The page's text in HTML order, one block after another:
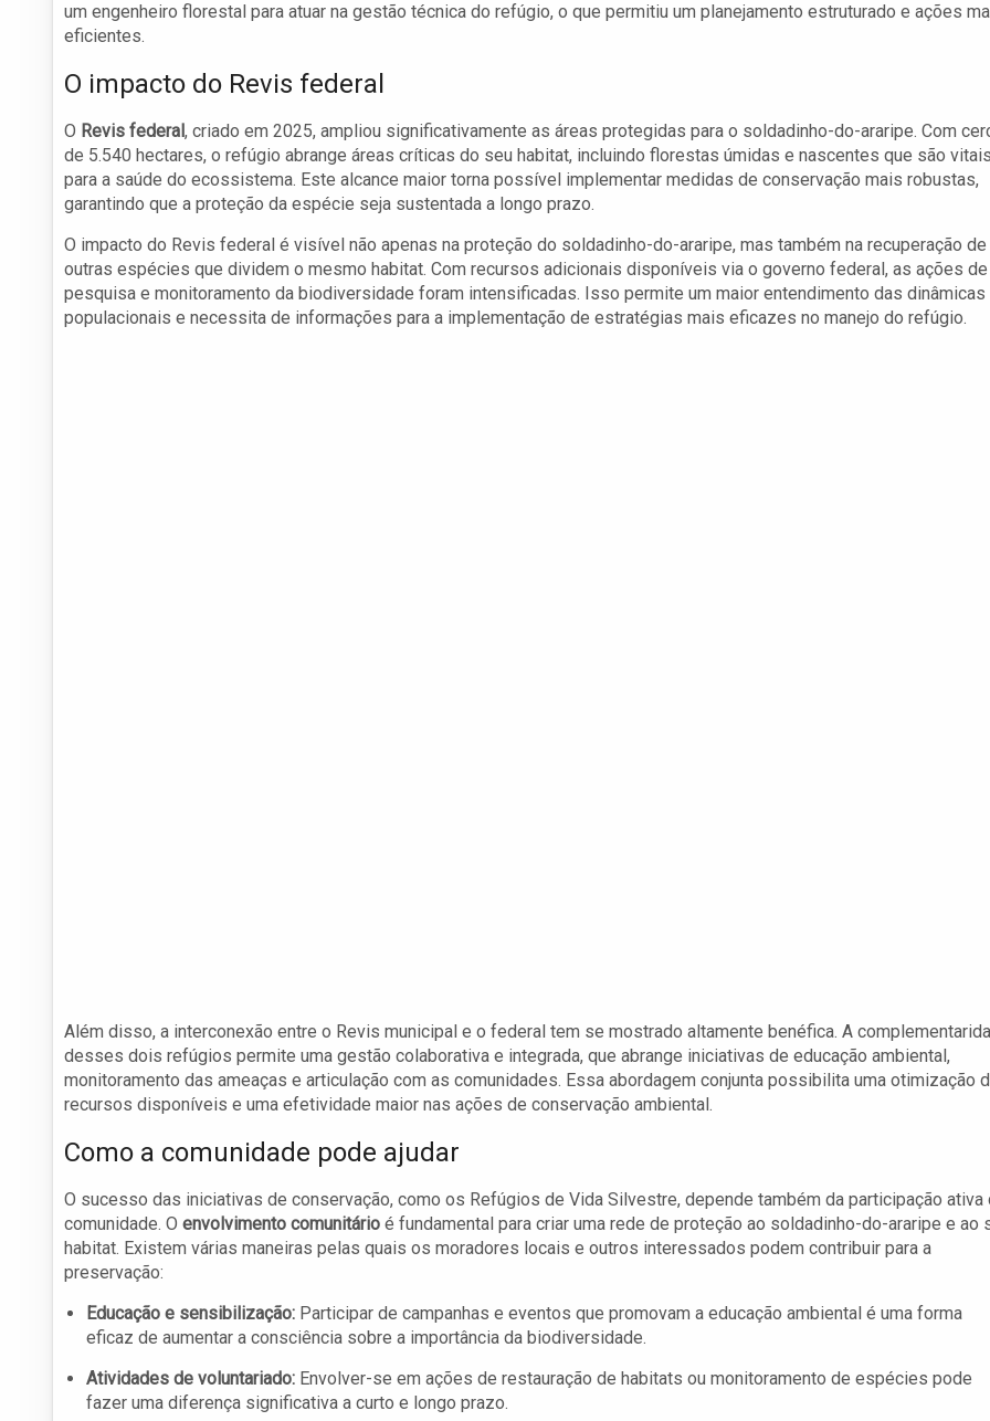
um engenheiro florestal para atuar na gestão técnica do refúgio, o que permitiu um planejamento estruturado e ações
eficientes.
O impacto do Revis federal
O Revis federal , criado em 2025, ampliou significativamente as áreas protegidas para o soldadinho-do-araripe. Com
de 5.540 hectares, o refúgio abrange áreas críticas do seu habitat, incluindo florestas úmidas e nascentes que são
para a saúde do ecossistema. Este alcance maior torna possível implementar medidas de conservação mais robustas,
garantindo que a proteção da espécie seja sustentada a longo prazo.
O impacto do Revis federal é visível não apenas na proteção do soldadinho-do-araripe, mas também na recuperação de
outras espécies que dividem o mesmo habitat. Com recursos adicionais disponíveis via o governo federal, as ações de
pesquisa e monitoramento da biodiversidade foram intensificadas. Isso permite um maior entendimento das dinâmicas
populacionais e necessita de informações para a implementação de estratégias mais eficazes no manejo do refúgio.
Além disso, a interconexão entre o Revis municipal e o federal tem se mostrado altamente benéfica. A
desses dois refúgios permite uma gestão colaborativa e integrada, que abrange iniciativas de educação ambiental,
monitoramento das ameaças e articulação com as comunidades. Essa abordagem conjunta possibilita uma otimização
recursos disponíveis e uma efetividade maior nas ações de conservação ambiental.
Como a comunidade pode ajudar
O sucesso das iniciativas de conservação, como os Refúgios de Vida Silvestre, depende também da participação ativa
comunidade. O envolvimento comunitário é fundamental para criar uma rede de proteção ao soldadinho-do-araripe e ao
habitat. Existem várias maneiras pelas quais os moradores locais e outros interessados podem contribuir para a
preservação:
Educação e sensibilização: Participar de campanhas e eventos que promovam a educação ambiental é uma forma
eficaz de aumentar a consciência sobre a importância da biodiversidade.
Atividades de voluntariado: Envolver-se em ações de restauração de habitats ou monitoramento de espécies pode
fazer uma diferença significativa a curto e longo prazo.